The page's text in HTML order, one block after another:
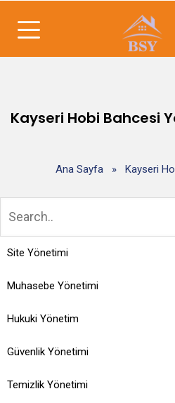
Kayseri Hobi Bahcesi
Ana Sayfa » Kayseri
Site Yönetimi
Muhasebe Yönetimi
Hukuki Yönetim
Güvenlik Yönetimi
Temizlik Yönetimi